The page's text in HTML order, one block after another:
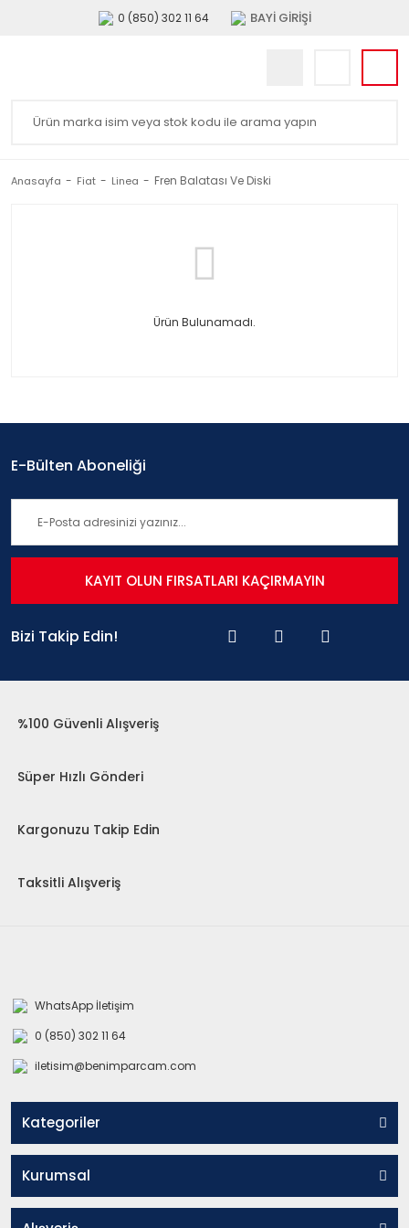
0 (850) 302 11 64 BAYİ GİRİŞİ
Anasayfa Fiat Linea Fren Balatası Ve Diski
Ürün Bulunamadı.
E-Bülten Aboneliği
KAYIT OLUN FIRSATLARI KAÇIRMAYIN
Bizi Takip Edin!
%100 Güvenli Alışveriş
Süper Hızlı Gönderi
Kargonuzu Takip Edin
Taksitli Alışveriş
WhatsApp İletişim
0 (850) 302 11 64
iletisim@benimparcam.com
Kategoriler
Kurumsal